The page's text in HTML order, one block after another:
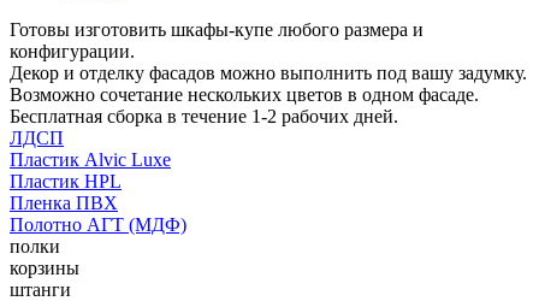
Готовы изготовить шкафы-купе любого размера и
конфигурации.
Декор и отделку фасадов можно выполнить под вашу задумку.
Возможно сочетание нескольких цветов в одном фасаде.
Бесплатная сборка в течение 1-2 рабочих дней.
ЛДСП
Пластик Alvic Luxe
Пластик HPL
Пленка ПВХ
Полотно АГТ (МДФ)
полки
корзины
штанги